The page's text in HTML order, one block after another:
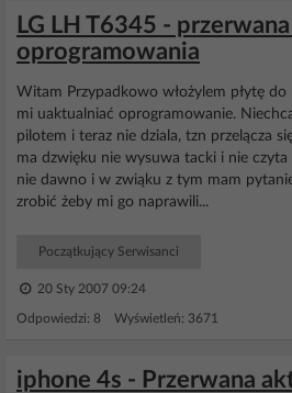
LG LH T6345 -
oprogramowania
Witam Przypadkowo włożylem płytę do
mi uaktualniać oprogramowanie.
pilotem i teraz nie dziala, tzn przelącza
ma dzwięku nie wysuwa tacki i nie
nie dawno i w zwiąku z tym mam
zrobić żeby mi go naprawili...
Początkujący Serwisanci
20 Sty 2007 09:24
Odpowiedzi: 8 Wyświetleń: 3671
iphone 4s - Przerwana